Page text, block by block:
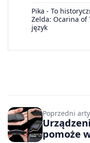
Pika - To
Zelda: Ocarina of
język
Poprzedni
pomoże